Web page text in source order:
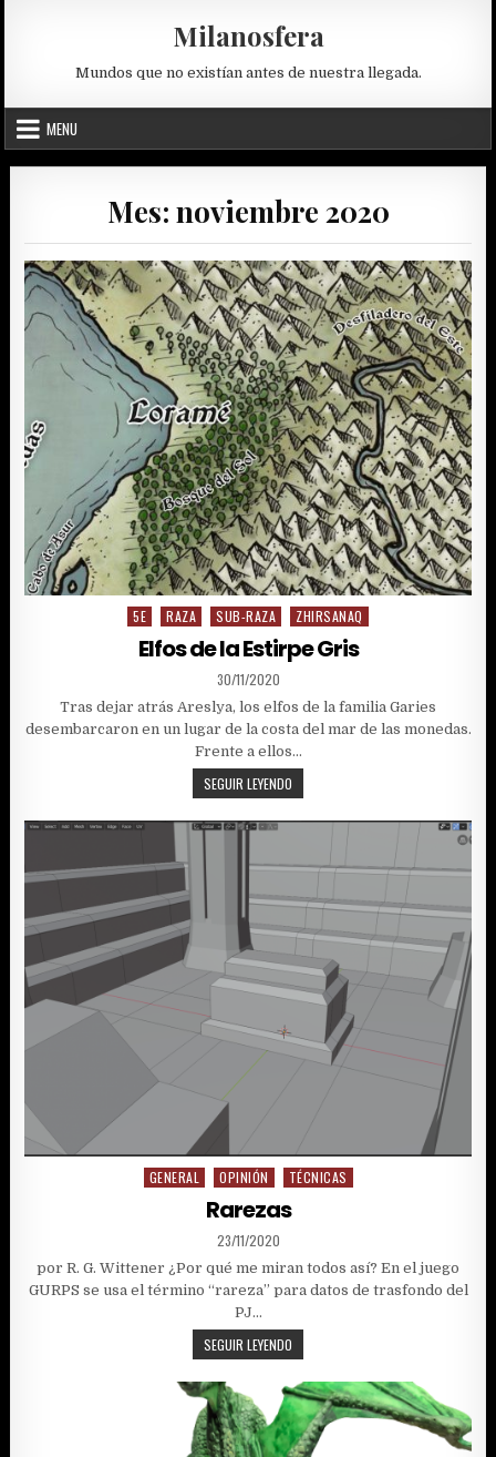
Milanosfera
Mundos que no existían antes de nuestra llegada.
MENU
Mes: noviembre 2020
Posted
in
5E RAZA SUB-RAZA ZHIRSANAQ
Elfos de la Estirpe Gris
PUBLISHED
DATE:
30/11/2020
Tras dejar atrás Areslya, los elfos de la familia Garies
desembarcaron en un lugar de la costa del mar de las monedas.
Frente a ellos…
SEGUIR LEYENDO
DE
LA
Posted
GENERAL OPINIÓN TÉCNICAS
Rarezas
PUBLISHED
DATE:
23/11/2020
por R. G. Wittener ¿Por qué me miran todos así? En el juego
GURPS se usa el término “rareza” para datos de trasfondo del
PJ…
SEGUIR LEYENDO